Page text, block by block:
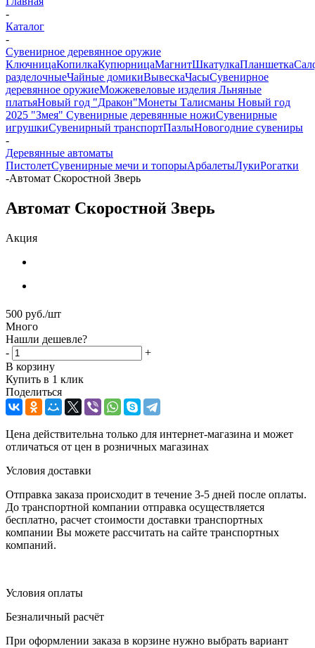
-
Каталог
-
Сувенирное деревянное оружие
КлючницаКопилкаКупюрницаМагнитШкатулкаПланшетка
разделочныеЧайные домикиВывескаЧасыСувенирное
деревянное оружиеМожжевеловые изделия Льняные
платьяНовый год "Дракон"Монеты Талисманы Новый год
2025 "Змея" Сувенирные деревянные ножиСувенирные
игрушкиСувенирный транспортПазлыНовогодние сувениры
-
Деревянные автоматы
ПистолетСувенирные мечи и топорыАрбалетыЛукиРогатки
-Автомат Скоростной Зверь
Автомат Скоростной Зверь
Акция
500 руб./шт
Много
Нашли дешевле?
-
+
В корзину
Купить в 1 клик
Поделиться
Цена действительна только для интернет-магазина и может
отличаться от цен в розничных магазинах
Условия доставки
Отправка заказа происходит в течение 3-5 дней после оплаты.
До транспортной компании отправка осуществляется
бесплатно, расчет стоимости доставки транспортных
компании Вы можете рассчитать на сайте транспортных
компаний.
Условия оплаты
Безналичный расчёт
При оформлении заказа в корзине нужно выбрать вариант